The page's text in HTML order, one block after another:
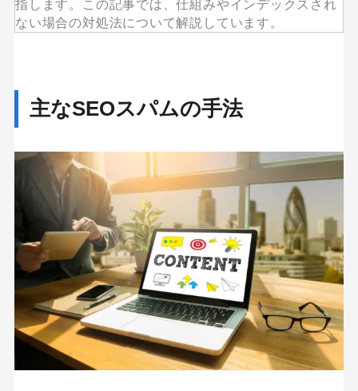
MEO
Shopify SNS広告
TikTok
アクセス解析
オウンドメディア
コーポレートサイト
コンテンツマーケティング
サイト改善
ディスプレイ広告
フレームワーク
ホワイトペーパー
メルマガ
リスティング広告
リンクビルディング
採用サイト
調査レポート
指します。この記事では、仕組みやインデックスされ
ない場合の対処法について解説しています。
主なSEOスパムの手法